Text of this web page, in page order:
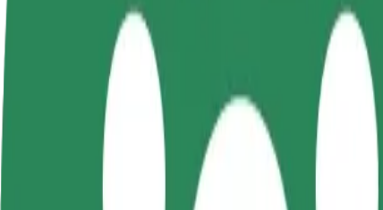
Colaborar como conductor
Gana dinero colaborando
Colaborar como repartidor
Repartí comida y cobrá todas las
Cómo ir de Stacja Kolejowa Łódź Widzew a
¿Buscás la mejor forma de ir de Stacja Kolejowa Łódź Widzew